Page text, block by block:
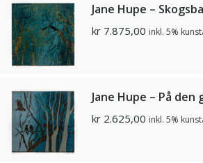
Jane Hupe –
kr 7.875,00 inkl. 5%
Jane Hupe – På
kr 2.625,00 inkl. 5%